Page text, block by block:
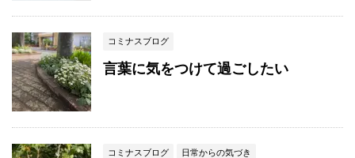
コミナスブログ
言葉に気をつけて過ごしたい
コミナスブログ 日常からの気づき